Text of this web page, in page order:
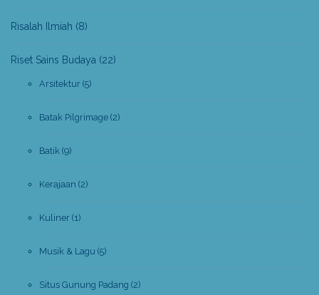
Risalah Ilmiah (8)
Riset Sains Budaya (22)
Arsitektur (5)
Batak Pilgrimage (2)
Batik (9)
Kerajaan (2)
Kuliner (1)
Musik & Lagu (5)
Situs Gunung Padang (2)